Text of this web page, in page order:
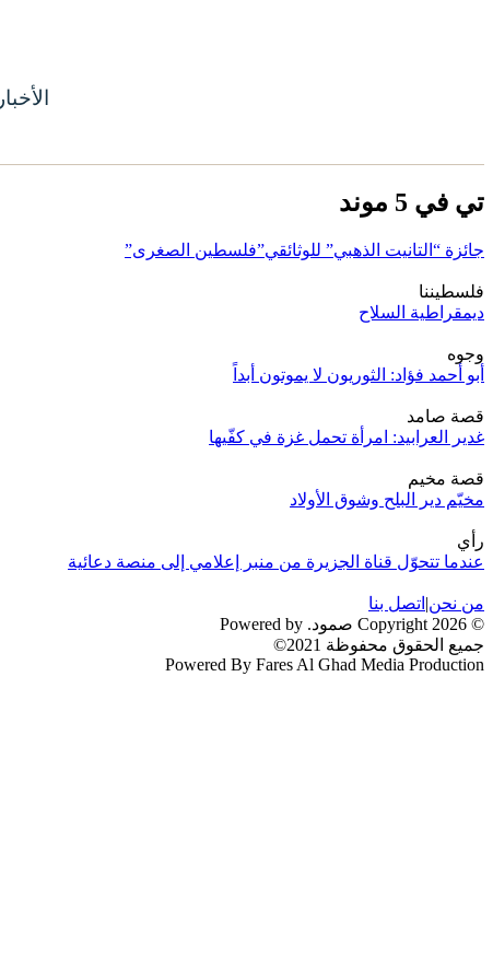
الأخبار
تي في 5 موند
جائزة “التانيت الذهبي” للوثائقي”فلسطين الصغرى”
فلسطيننا
ديمقراطية السلاح
وجوه
أبو أحمد فؤاد: الثوريون لا يموتون أبداً
قصة صامد
غدير العرابيد: امرأة تحمل غزة في كفّيها
قصة مخيم
مخيّم دير البلح وشوق الأولاد
رأي
عندما تتحوّل قناة الجزيرة من منبر إعلامي إلى منصة دعائية
من نحن| اتصل بنا
© 2026 Copyright صمود. Powered by
جميع الحقوق محفوظة 2021©
Powered By Fares Al Ghad Media Production